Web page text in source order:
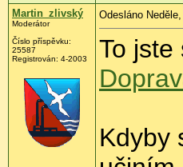
Martin_zlivský
Moderátor
Číslo příspěvku:
25587
Registrován: 4-2003
Odesláno
To jste
Kdyby